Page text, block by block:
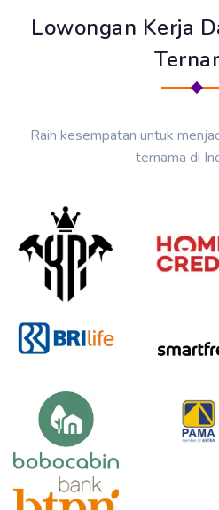
Lowongan Kerja
Raih kesempatan untuk
ternama di